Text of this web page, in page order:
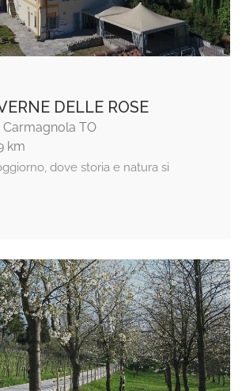
DELLE ROSE
Carmagnola TO
km
dove storia e natura si